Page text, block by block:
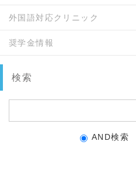
外国語対応クリニック
奨学金情報
検索
AND検索